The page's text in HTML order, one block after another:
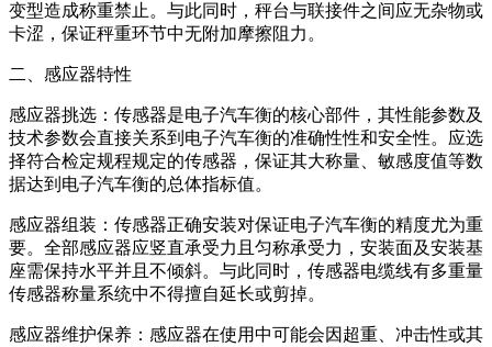
变型造成称重禁止。与此同时，秤台与联接件之间应无杂物或
卡涩，保证秤重环节中无附加摩擦阻力。
二、感应器特性
感应器挑选：传感器是电子汽车衡的核心部件，其性能参数及
技术参数会直接关系到电子汽车衡的准确性性和安全性。应选
择符合检定规程规定的传感器，保证其大称量、敏感度值等数
据达到电子汽车衡的总体指标值。
感应器组装：传感器正确安装对保证电子汽车衡的精度尤为重
要。全部感应器应竖直承受力且匀称承受力，安装面及安装基
座需保持水平并且不倾斜。与此同时，传感器电缆线有多重量
传感器称量系统中不得擅自延长或剪掉。
感应器维护保养：感应器在使用中可能会因超重、冲击性或其